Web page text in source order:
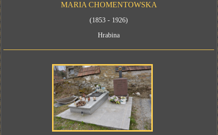
MARIA CHOMENTOWSKA
(1853 - 1926)
Hrabina